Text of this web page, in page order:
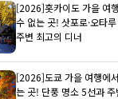
[2026]홋카이도 가을 여
수 없는 곳! 삿포로·오타
주변 최고의 디너
[2026]도쿄 가을 여행에
는 곳! 단풍 명소 5선과